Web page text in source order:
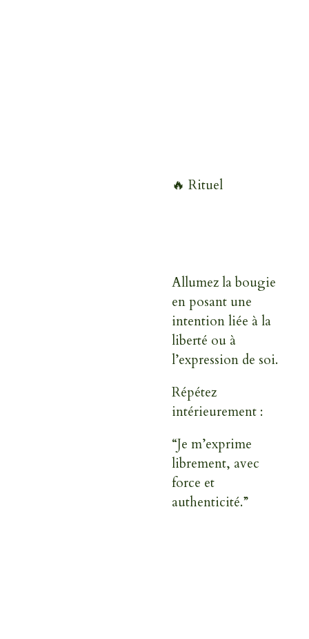
🔥 Rituel
Allumez la bougie
en posant une
intention liée à la
liberté ou à
l’expression de soi.
Répétez
intérieurement :
“Je m’exprime
librement, avec
force et
authenticité.”